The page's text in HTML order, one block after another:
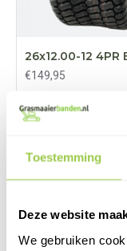
Toestemming
Deze website
We gebruiken
€149,95